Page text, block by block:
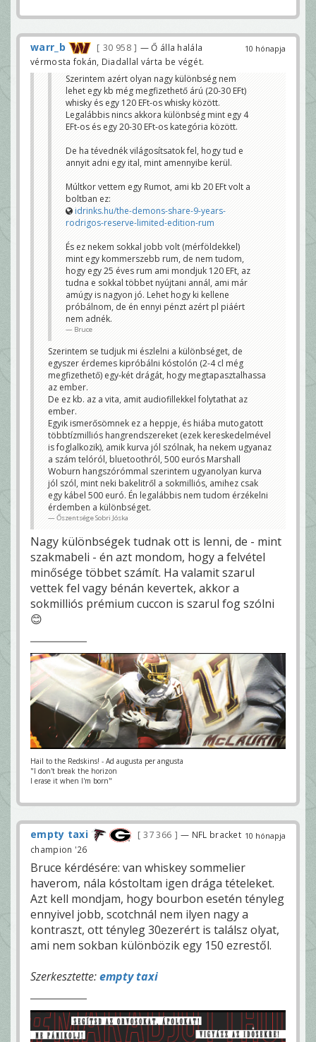
10 hónapja
warr_b 30 958
— Ő álla halála
vérmosta fokán, Diadallal várta be végét.
Szerintem azért olyan nagy különbség nem
lehet egy kb még megfizethető árú (20-30 EFt)
whisky és egy 120 EFt-os whisky között.
Legalábbis nincs akkora különbség mint egy 4
EFt-os és egy 20-30 EFt-os kategória között.
De ha tévednék világosítsatok fel, hogy tud e
annyit adni egy ital, mint amennyibe kerül.
Múltkor vettem egy Rumot, ami kb 20 EFt volt a
boltban ez:
idrinks.hu/the-demons-share-9-years-
rodrigos-reserve-limited-edition-rum
És ez nekem sokkal jobb volt (mérföldekkel)
mint egy kommerszebb rum, de nem tudom,
hogy egy 25 éves rum ami mondjuk 120 EFt, az
tudna e sokkal többet nyújtani annál, ami már
amúgy is nagyon jó. Lehet hogy ki kellene
próbálnom, de én ennyi pénzt azért pl piáért
nem adnék.
Bruce
Szerintem se tudjuk mi észlelni a különbséget, de
egyszer érdemes kipróbálni kóstolón (2-4 cl még
megfizethető) egy-két drágát, hogy megtapasztalhassa
az ember.
De ez kb. az a vita, amit audiofillekkel folytathat az
ember.
Egyik ismerősömnek ez a heppje, és hiába mutogatott
többtízmilliós hangrendszereket (ezek kereskedelmével
is foglalkozik), amik kurva jól szólnak, ha nekem ugyanaz
a szám telóról, bluetoothról, 500 eurós Marshall
Woburn hangszórómmal szerintem ugyanolyan kurva
jól szól, mint neki bakelitről a sokmilliós, amihez csak
egy kábel 500 euró. Én legalábbis nem tudom érzékelni
érdemben a különbséget.
Őszentsége Sobri Jóska
Nagy különbségek tudnak ott is lenni, de - mint
szakmabeli - én azt mondom, hogy a felvétel
minősége többet számít. Ha valamit szarul
vettek fel vagy bénán kevertek, akkor a
sokmilliós prémium cuccon is szarul fog szólni
😊
Hail to the Redskins! - Ad augusta per angusta
"I don't break the horizon
I erase it when I'm born"
10 hónapja
empty taxi 37 366
— NFL bracket
champion '26
Bruce kérdésére: van whiskey sommelier
haverom, nála kóstoltam igen drága tételeket.
Azt kell mondjam, hogy bourbon esetén tényleg
ennyivel jobb, scotchnál nem ilyen nagy a
kontraszt, ott tényleg 30ezerért is találsz olyat,
ami nem sokban különbözik egy 150 ezrestől.
Szerkesztette:empty taxi